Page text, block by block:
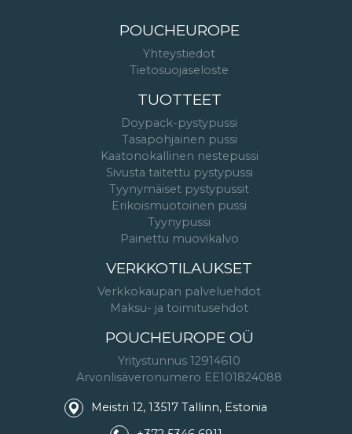
POUCHEUROPE
Yhteystiedot
Tietosuojaseloste
TUOTTEET
Doypack-pystypussi
Tasapohjainen pussi
Kaatonokallinen nestepussi
Sivusta taitettu pystypussi
Tyynymäiset pystypussit
Erikoismuotoinen pussi
Tyynypussi
Painettu muovikalvo
VERKKOTILAUKSET
Verkkokaupan palveluehdot
Maksu- ja toimitusehdot
POUCHEUROPE OÜ
Yritystunnus 12914610
Arvonlisäveronumero EE101824088
Meistri 12, 13517 Tallinn, Estonia